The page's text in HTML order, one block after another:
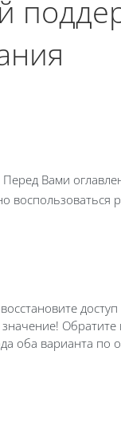
Вами
воспользоваться
Обратите
оба варианта по